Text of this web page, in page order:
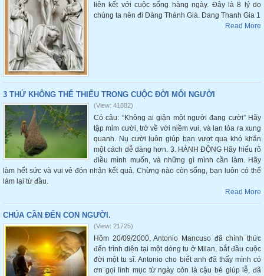
liên kết với cuộc sống hàng ngày. Đây là 8 lý do
chúng ta nên đi Đàng Thánh Giá. Dang Thanh Gia 1
Read More
3 THỨ KHÔNG THỂ THIẾU TRONG CUỘC ĐỜI MỖI NGƯỜI
(View: 41882)
Có câu: “Không ai giận một người đang cười” Hãy
tập mỉm cười, trở về với niềm vui, và lan tỏa ra xung
quanh. Nụ cười luôn giúp bạn vượt qua khó khăn
một cách dễ dàng hơn. 3. HÀNH ĐỘNG Hãy hiểu rõ
điều mình muốn, và những gì mình cần làm. Hãy
làm hết sức và vui vẻ đón nhận kết quả. Chừng nào còn sống, bạn luôn có thể
làm lại từ đầu.
Read More
CHÚA CẦN ĐẾN CON NGƯỜI.
(View: 21725)
Hôm 20/09/2000, Antonio Mancuso đã chính thức
đến trình diện tại một dòng tu ở Milan, bắt đầu cuộc
đời một tu sĩ. Antonio cho biết anh đã thấy mình có
ơn gọi linh mục từ ngày còn là cậu bé giúp lễ, đã